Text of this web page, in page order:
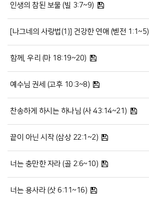
인생의 참된 보물 (빌 3:7~9)
[나그네의 사랑법(1)] 건강한 연애 (벧전 1:1~5)
함께, 우리 (마 18:19~20)
예수님 권세 (고후 10:3~8)
찬송하게 하시는 하나님 (사 43:14~21)
끝이 아닌 시작 (삼상 22:1~2)
너는 충만한 자라 (골 2:6~10)
너는 용사라 (삿 6:11~16)